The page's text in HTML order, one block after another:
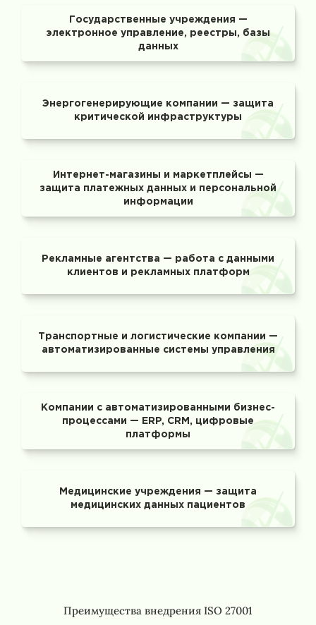
Государственные учреждения —
электронное управление, реестры, базы
данных
Энергогенерирующие компании — защита
критической инфраструктуры
Интернет-магазины и маркетплейсы —
защита платежных данных и персональной
информации
Рекламные агентства — работа с данными
клиентов и рекламных платформ
Транспортные и логистические компании —
автоматизированные системы управления
Компании с автоматизированными бизнес-
процессами — ERP, CRM, цифровые
платформы
Медицинские учреждения — защита
медицинских данных пациентов
Преимущества внедрения ISO 27001